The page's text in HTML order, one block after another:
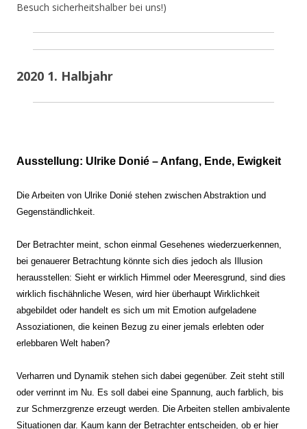
Besuch sicherheitshalber bei uns!)
2020 1. Halbjahr
Ausstellung: Ulrike Donié – Anfang, Ende, Ewigkeit
Die Arbeiten von Ulrike Donié stehen zwischen Abstraktion und
Gegenständlichkeit.
Der Betrachter meint, schon einmal Gesehenes wiederzuerkennen,
bei genauerer Betrachtung könnte sich dies jedoch als Illusion
herausstellen: Sieht er wirklich Himmel oder Meeresgrund, sind dies
wirklich fischähnliche Wesen, wird hier überhaupt Wirklichkeit
abgebildet oder handelt es sich um mit Emotion aufgeladene
Assoziationen, die keinen Bezug zu einer jemals erlebten oder
erlebbaren Welt haben?
Verharren und Dynamik stehen sich dabei gegenüber. Zeit steht still
oder verrinnt im Nu. Es soll dabei eine Spannung, auch farblich, bis
zur Schmerzgrenze erzeugt werden. Die Arbeiten stellen ambivalente
Situationen dar. Kaum kann der Betrachter entscheiden, ob er hier